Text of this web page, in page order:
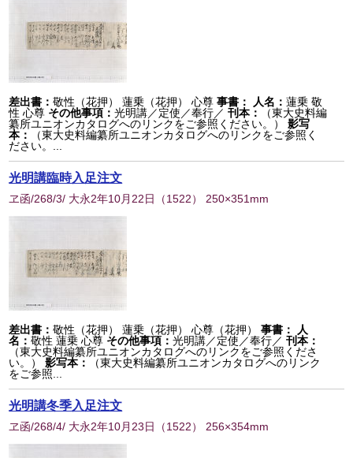
差出書：敬性（花押） 蓮乗（花押） 心尊 事書： 人名：蓮乗 敬
性 心尊 その他事項：光明講／定使／奉行／刊本：
（東大史料編
纂所ユニオンカタログへのリンクをご参照ください。）
影写
本：
（東大史料編纂所ユニオンカタログへのリンクをご参照く
ださい。...
光明講臨時入足注文
ヱ函/268/3/ 大永2年10月22日 （1522） 250×351mm
差出書：敬性（花押） 蓮乗（花押） 心尊（花押） 事書：
人
名：敬性 蓮乗 心尊 その他事項：光明講／定使／奉行／刊本：
（東大史料編纂所ユニオンカタログへのリンクをご参照くださ
い。）
影写本：
（東大史料編纂所ユニオンカタログへのリンク
をご参照...
光明講冬季入足注文
ヱ函/268/4/ 大永2年10月23日 （1522） 256×354mm